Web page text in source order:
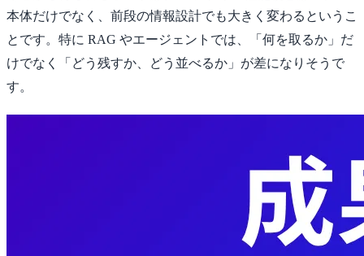
本体だけでなく、前段の情報設計でも大きく変わるというこ
とです。特に RAG やエージェントでは、「何を取るか」だ
けでなく「どう残すか、どう並べるか」が差になりそうで
す。